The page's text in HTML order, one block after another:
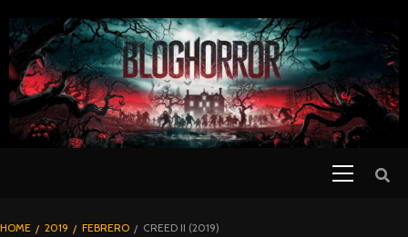
TO
CONTENT
BLOGHORROR
HOME 2019 FEBRERO CREED II (2019)